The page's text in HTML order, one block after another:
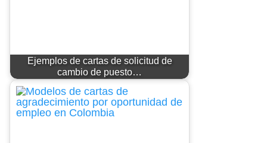
Ejemplos de cartas de solicitud de
cambio de puesto…